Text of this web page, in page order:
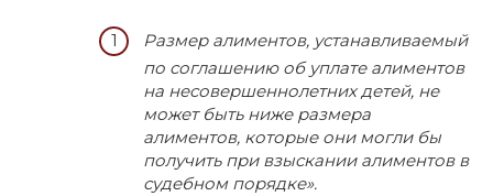
Размер алиментов, устанавливаемый
по соглашению об уплате алиментов
на несовершеннолетних детей, не
может быть ниже размера
алиментов, которые они могли бы
получить при взыскании алиментов в
судебном порядке».